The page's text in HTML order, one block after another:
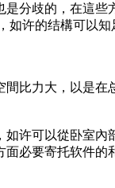
分歧的，在這
许的结構可以知
比力大，以是
许可以從卧室
必要寄托软件的